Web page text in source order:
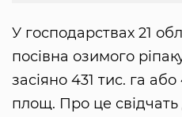
У господарствах 21
посівна озимого
засіяно 431 тис. га
площ. Про це свідчать